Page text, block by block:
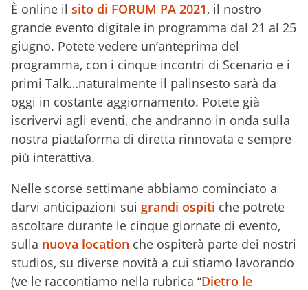
È online il sito di FORUM PA 2021, il nostro
grande evento digitale in programma dal 21 al 25
giugno. Potete vedere un’anteprima del
programma, con i cinque incontri di Scenario e i
primi Talk…naturalmente il palinsesto sarà da
oggi in costante aggiornamento. Potete già
iscrivervi agli eventi, che andranno in onda sulla
nostra piattaforma di diretta rinnovata e sempre
più interattiva.
Nelle scorse settimane abbiamo cominciato a
darvi anticipazioni sui grandi ospiti che potrete
ascoltare durante le cinque giornate di evento,
sulla nuova location che ospiterà parte dei nostri
studios, su diverse novità a cui stiamo lavorando
(ve le raccontiamo nella rubrica “Dietro le